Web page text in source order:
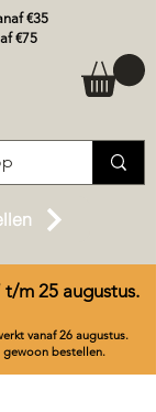
€35
€75
m 25 augustus.
vanaf 26 augustus.
gewoon bestellen.